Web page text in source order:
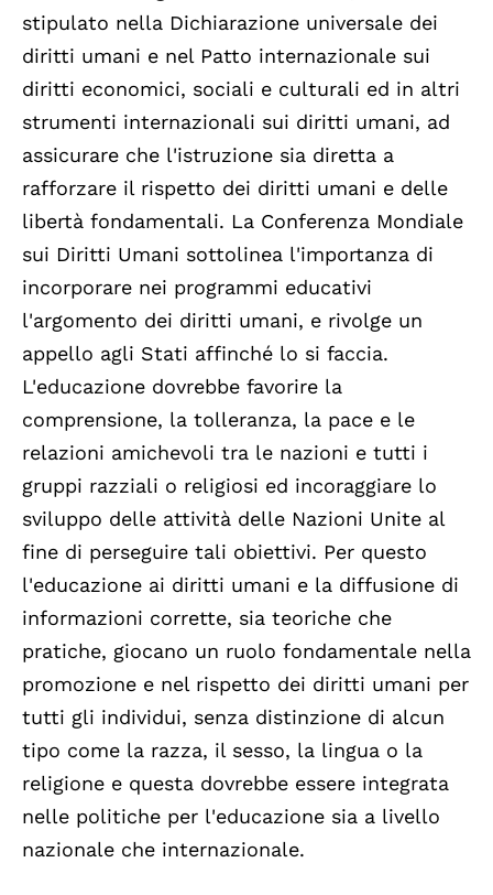
stipulato nella Dichiarazione universale dei
diritti umani e nel Patto internazionale sui
diritti economici, sociali e culturali ed in altri
strumenti internazionali sui diritti umani, ad
assicurare che l'istruzione sia diretta a
rafforzare il rispetto dei diritti umani e delle
libertà fondamentali. La Conferenza Mondiale
sui Diritti Umani sottolinea l'importanza di
incorporare nei programmi educativi
l'argomento dei diritti umani, e rivolge un
appello agli Stati affinché lo si faccia.
L'educazione dovrebbe favorire la
comprensione, la tolleranza, la pace e le
relazioni amichevoli tra le nazioni e tutti i
gruppi razziali o religiosi ed incoraggiare lo
sviluppo delle attività delle Nazioni Unite al
fine di perseguire tali obiettivi. Per questo
l'educazione ai diritti umani e la diffusione di
informazioni corrette, sia teoriche che
pratiche, giocano un ruolo fondamentale nella
promozione e nel rispetto dei diritti umani per
tutti gli individui, senza distinzione di alcun
tipo come la razza, il sesso, la lingua o la
religione e questa dovrebbe essere integrata
nelle politiche per l'educazione sia a livello
nazionale che internazionale.